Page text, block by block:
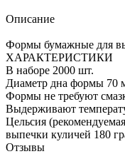
Описание
Формы бумажные для
ХАРАКТЕРИСТИКИ
В наборе 2000 шт.
Диаметр дна формы 70
Формы не требуют
Выдерживают
Цельсия
выпечки куличей 180
Отзывы